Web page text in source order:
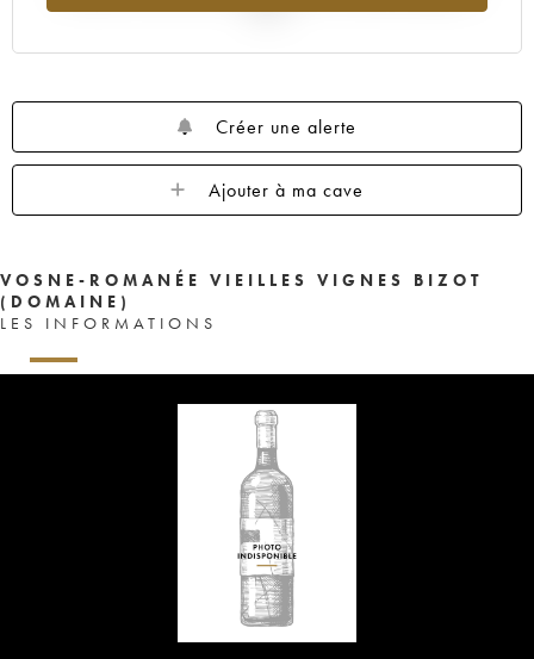
Créer une alerte
Ajouter à ma cave
VOSNE-ROMANÉE VIEILLES VIGNES BIZOT
(DOMAINE)
LES INFORMATIONS